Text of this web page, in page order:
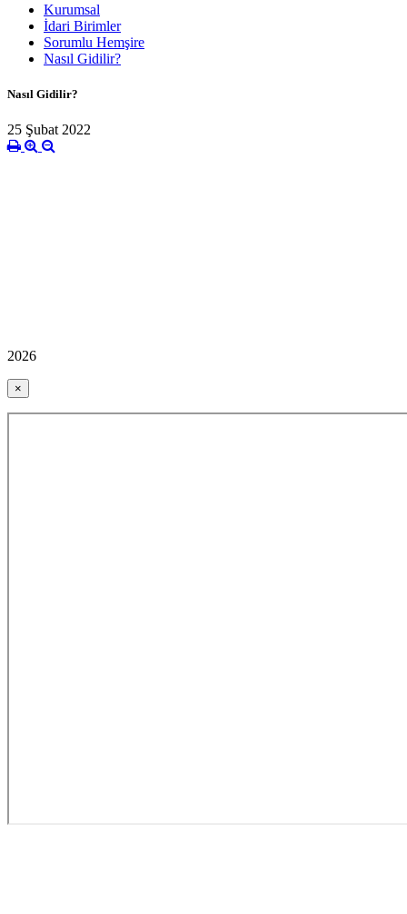
Kurumsal
İdari Birimler
Sorumlu Hemşire
Nasıl Gidilir?
Nasıl Gidilir?
25 Şubat 2022
2026
×